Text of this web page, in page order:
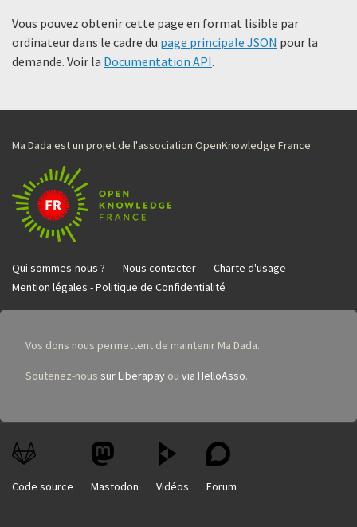
Vous pouvez obtenir cette page en format lisible par
ordinateur dans le cadre du page principale JSON pour la
demande. Voir la Documentation API.
Ma Dada est un projet de l'association OpenKnowledge France
Qui sommes-nous ? Nous contacter
Charte d'usage
Mention légales - Politique de Confidentialité
Vos dons nous permettent de maintenir Ma Dada.
Soutenez-nous sur Liberapay ou via HelloAsso.
Code source Mastodon Vidéos Forum